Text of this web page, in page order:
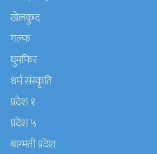
खेलकुद
गल्फ
घुमफिर
धर्म संस्कृति
प्रदेश १
प्रदेश ५
बाग्मती प्रदेश